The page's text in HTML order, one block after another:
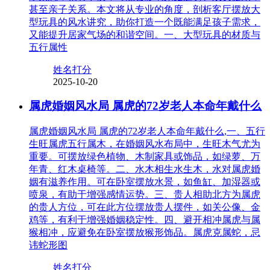
甚至亲子关系。本文将从专业的角度，剖析客厅摆放大
型玩具的风水讲究，助你打造一个既能满足孩子需求，
又能提升居家气场的和谐空间。一、大型玩具的材质与
五行属性
姓名打分
2025-10-20
属虎婚姻风水局 属虎的72岁老人本命年戴什么
属虎婚姻风水局 属虎的72岁老人本命年戴什么,一、五行
生旺属虎五行属木，在婚姻风水布局中，生旺木气尤为
重要。可摆放绿色植物、木制家具或饰品，如绿萝、万
年青、红木桌椅等。二、水木相生水生木，水对属虎婚
姻有滋养作用。可在卧室摆放水景，如鱼缸、加湿器或
喷泉，有助于增强感情运势。三、贵人相助北方为属虎
的贵人方位，可在此方位摆放贵人摆件，如关公像、金
鸡等，有利于增强婚姻稳定性。四、避开相冲属虎与属
猴相冲，应避免在卧室摆放猴形饰品。属虎克属蛇，忌
讳蛇形图
姓名打分